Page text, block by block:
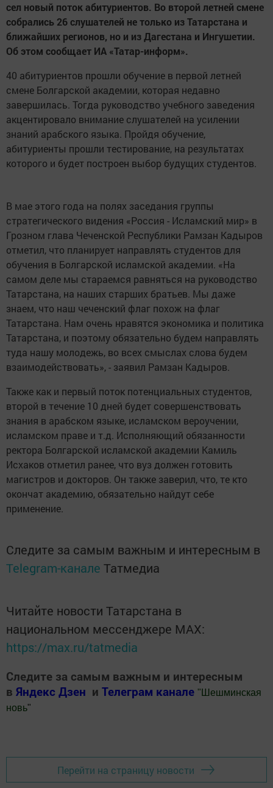
сел новый поток абитуриентов. Во второй летней смене
собрались 26 слушателей не только из Татарстана и
ближайших регионов, но и из Дагестана и Ингушетии.
Об этом сообщает ИА «Татар-информ».
40 абитуриентов прошли обучение в первой летней
смене Болгарской академии, которая недавно
завершилась. Тогда руководство учебного заведения
акцентировало внимание слушателей на усилении
знаний арабского языка. Пройдя обучение,
абитуриенты прошли тестирование, на результатах
которого и будет построен выбор будущих студентов.
В мае этого года на полях заседания группы
стратегического видения «Россия - Исламский мир» в
Грозном глава Чеченской Республики Рамзан Кадыров
отметил, что планирует направлять студентов для
обучения в Болгарской исламской академии. «На
самом деле мы стараемся равняться на руководство
Татарстана, на наших старших братьев. Мы даже
знаем, что наш чеченский флаг похож на флаг
Татарстана. Нам очень нравятся экономика и политика
Татарстана, и поэтому обязательно будем направлять
туда нашу молодежь, во всех смыслах слова будем
взаимодействовать», - заявил Рамзан Кадыров.
Также как и первый поток потенциальных студентов,
второй в течение 10 дней будет совершенствовать
знания в арабском языке, исламском вероучении,
исламском праве и т.д. Исполняющий обязанности
ректора Болгарской исламской академии Камиль
Исхаков отметил ранее, что вуз должен готовить
магистров и докторов. Он также заверил, что, те кто
окончат академию, обязательно найдут себе
применение.
Следите за самым важным и интересным в
Telegram-канале Татмедиа
Читайте новости Татарстана в
национальном мессенджере MАХ:
https://max.ru/tatmedia
Следите за самым важным и интересным
в Яндекс Дзен и Телеграм канале " Шешминская
новь"
Перейти на страницу новости